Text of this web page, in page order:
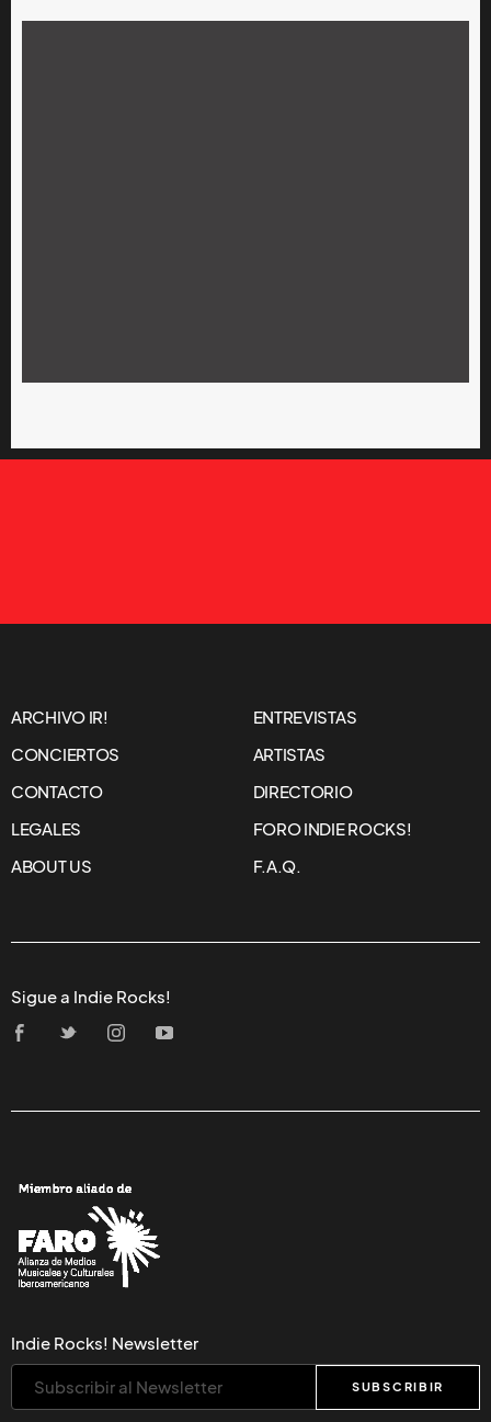
ARCHIVO IR!
ENTREVISTAS
CONCIERTOS
ARTISTAS
CONTACTO
DIRECTORIO
LEGALES
FORO INDIE ROCKS!
ABOUT US
F.A.Q.
Sigue a Indie Rocks!
Indie Rocks! Newsletter